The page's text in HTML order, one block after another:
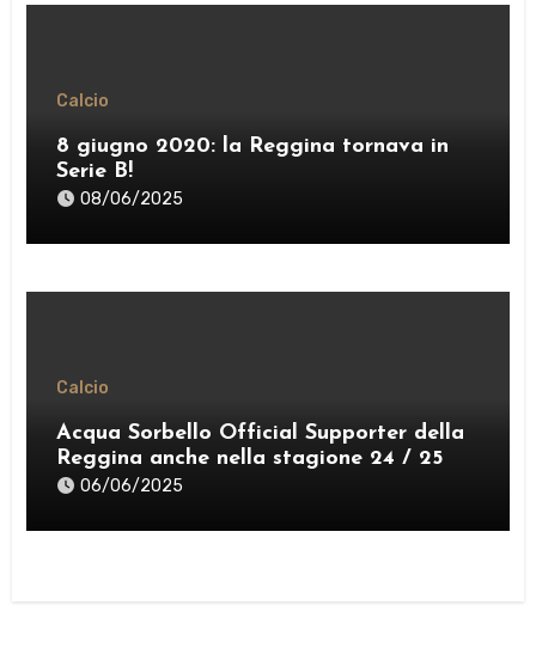
Calcio
8 giugno 2020: la Reggina tornava in
Serie B!
08/06/2025
Calcio
Acqua Sorbello Official Supporter della
Reggina anche nella stagione 24 / 25
06/06/2025